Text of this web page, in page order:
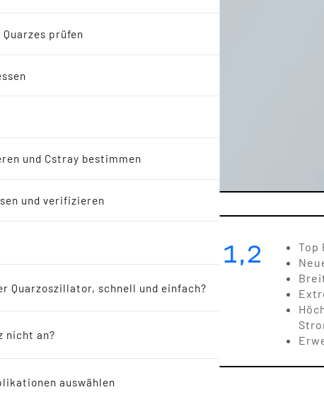
prüfen
und Cstray bestimmen
und verifizieren
Quarzoszillator, schnell und einfach?
nicht an?
auswählen
1,6 x 1,2
MHz
Top